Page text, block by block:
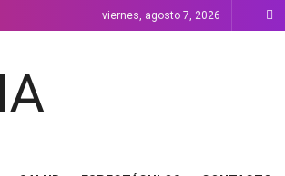
viernes, agosto 7, 2026